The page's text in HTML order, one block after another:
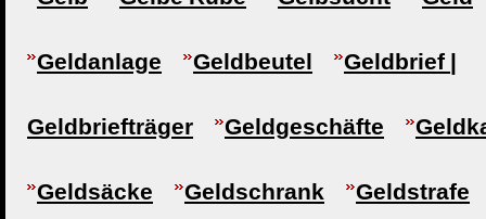
Geldanlage Geldbeutel Geldbrief |
Geldbriefträger Geldgeschäfte
Geldsäcke Geldschrank Geldstrafe